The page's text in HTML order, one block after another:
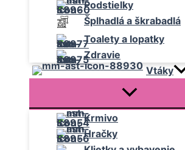
Podstielky
Šplhadlá a škrabadlá
Toalety a lopatky
Zdravie
Vtáky
Krmivo
Hračky